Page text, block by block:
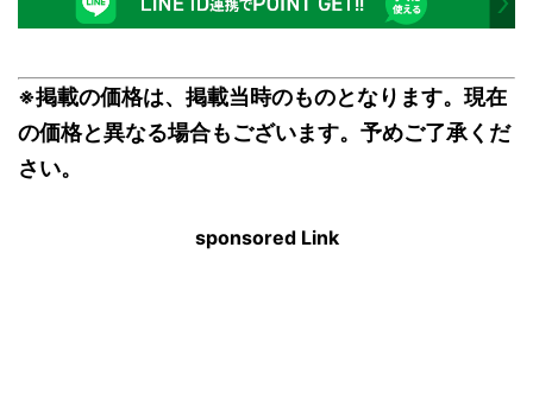
※掲載の価格は、掲載当時のものとなります。現在
の価格と異なる場合もございます。予めご了承くだ
さい。
sponsored Link